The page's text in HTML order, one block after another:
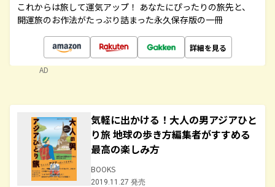
これからは旅して運気アップ！ あなたにぴったりの旅先と、
開運旅のお作法がたっぷり詰まった永久保存版の一冊
詳細を見る
AD
気軽に出かける！大人の男アジアひと
り旅 地球の歩き方編集者がすすめる
最高の楽しみ方
BOOKS
2019.11.27 発売